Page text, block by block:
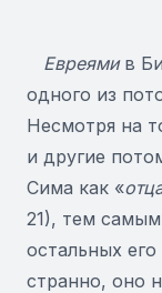
Евреямив
одного из
Несмотря на
и другие
Сима как «
21), тем
остальных
странно, оно